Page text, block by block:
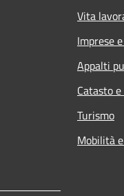
Vita
Imprese
Appalti
Catasto
Turismo
Mobilità